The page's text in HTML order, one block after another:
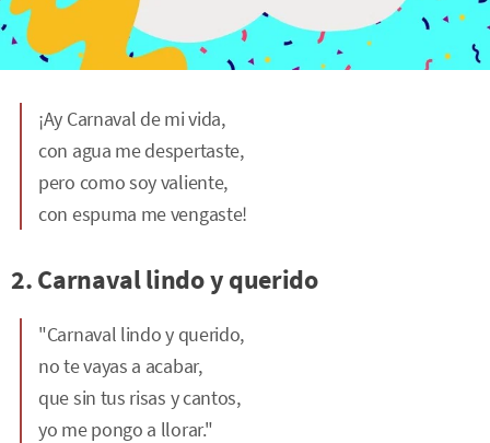
¡Ay Carnaval de mi vida,
con agua me despertaste,
pero como soy valiente,
con espuma me vengaste!
2. Carnaval lindo y querido
"Carnaval lindo y querido,
no te vayas a acabar,
que sin tus risas y cantos,
yo me pongo a llorar."